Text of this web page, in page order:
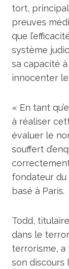
tort,
preuves
que
système
sa capacité
innocenter
« En tant
à réaliser
évaluer le
souffert
fondateur du
basé à Paris.
Todd,
dans le
terrorisme,
son discours